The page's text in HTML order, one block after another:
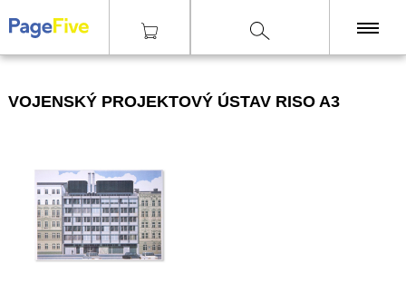
ČASOPISY
OSTATNÍ
SLEVY
|Tisky|Malé Vojenský projektový ústav RISO A3
VOJENSKÝ PROJEKTOVÝ ÚSTAV RISO A3